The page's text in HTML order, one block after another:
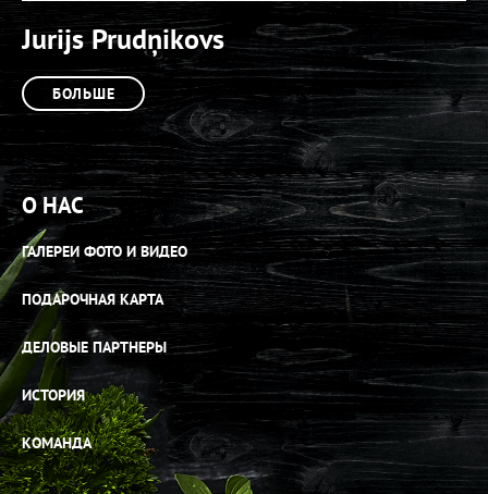
Jurijs Prudņikovs
БОЛЬШЕ
О НАС
ГАЛЕРЕИ ФОТО И ВИДЕО
ПОДАРОЧНАЯ КАРТА
ДЕЛОВЫЕ ПАРТНЕРЫ
ИСТОРИЯ
КОМАНДА